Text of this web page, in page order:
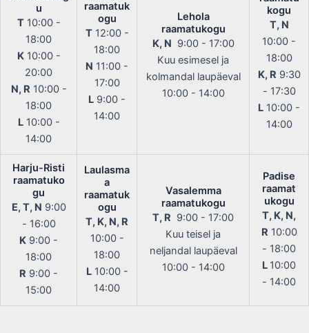
u
T10:00 -
18:00
K10:00 -
20:00
N, R 10:00 -
18:00
L10:00 -
14:00
raamatuk
ogu
T12:00 -
18:00
N 11:00 -
17:00
L 9:00 -
14:00
Lehola
raamatukogu
K, N 9:00 - 17:00
Kuu esimesel ja
kolmandal laupäeval
10:00 - 14:00
kogu
T, N
10:00 -
18:00
K, R 9:30
- 17:30
L 10:00 -
14:00
Harju-Risti
raamatuko
gu
E, T, N 9:00
- 16:00
K 9:00 -
18:00
R 9:00 -
15:00
Laulasma
a
raamatuk
ogu
T, K, N, R
10:00 -
18:00
L10:00 -
14:00
Vasalemma
raamatukogu
T, R 9:00 - 17:00
Kuu teisel ja
neljandal laupäeval
10:00 - 14:00
Padise
raamat
ukogu
T, K, N,
R 10:00
- 18:00
L 10:00
- 14:00